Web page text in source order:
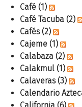
Café (1)
Café Tacuba (2)
Cafés (2)
Cajeme (1)
Calabaza (2)
Calakmul (1)
Calaveras (3)
Calendario